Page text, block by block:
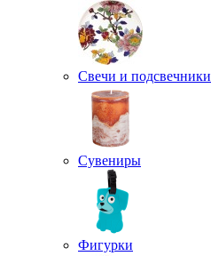
Свечи и подсвечники
Сувениры
Фигурки